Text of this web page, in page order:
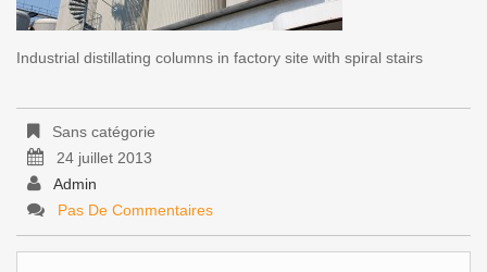
Industrial distillating columns in factory site with spiral stairs
Sans catégorie
24 juillet 2013
Admin
Pas De Commentaires